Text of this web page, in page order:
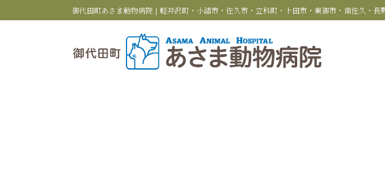
ン
ビ
御代田町あさま動物病院 | 軽井沢町・小諸市・佐久市・立科町・上田市・東御市・南佐久・長